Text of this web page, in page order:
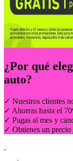
¿Por qué
auto?
✓ Nuestros clientes
✓ Ahorras hasta el
✓ Pagas al mes y
✓ Obtienes un precio